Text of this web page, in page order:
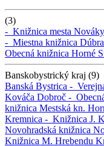
(3)
- Knižnica mesta Nováky
- Miestna knižnica
Obecná knižnica Horné
Banskobystrický kraj (9)
Banská Bystrica -
Kováča Dobroč -
knižnica Mestská kn.
Kremnica - Knižnica J.
Novohradská knižnica
Knižnica M. Hrebendu